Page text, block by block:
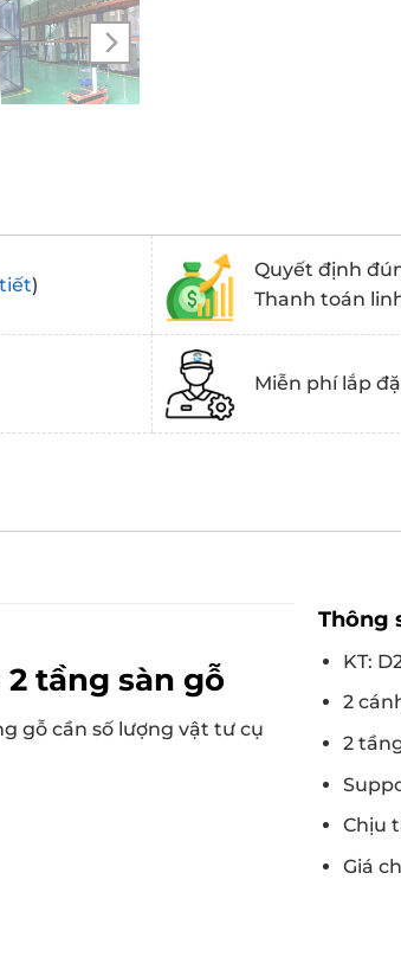
)
Quyết định
Thanh toán
Miễn phí lắp
tầng sàn gỗ
gỗ cần số lượng vật tư cụ
Thông
KT:
2
2
Chịu
Giá